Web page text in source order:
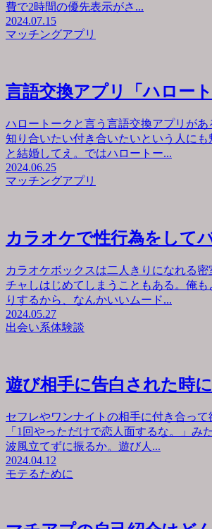
費で2時間の優先表示がさ...
2024.07.15
マッチングアプリ
言語交換アプリ「ハロー
ハロートークと言う言語交換アプリが
知り合いたい付き合いたいという人に
と結婚してえ。ではハロートー...
2024.06.25
マッチングアプリ
カラオケで性行為をして
カラオケボックスは二人きりになれる
チャしはじめてしまうこともある。俺
りするから、なんかいいムード...
2024.05.27
出会い系体験談
遊び相手に告白された時
セフレやワンナイトの相手に付き合っ
「1回やっただけで恋人面するな。」
波風立てずに振るか。遊び人...
2024.04.12
モテるために